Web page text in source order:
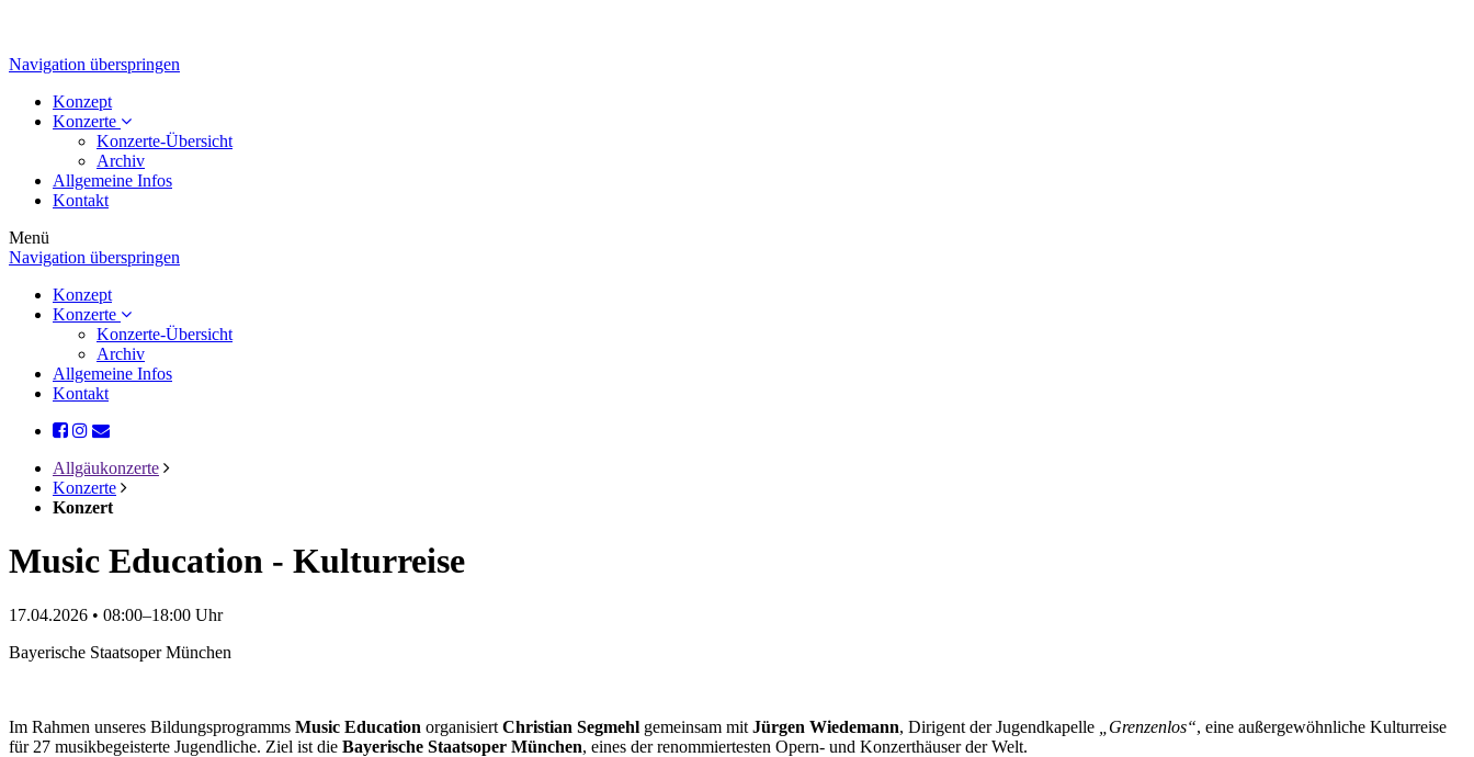
Navigation überspringen
Konzept
Konzerte
Konzerte-Übersicht
Archiv
Allgemeine Infos
Kontakt
Menü
Navigation überspringen
Konzept
Konzerte
Konzerte-Übersicht
Archiv
Allgemeine Infos
Kontakt
Allgäukonzerte
Konzerte
Konzert
Music Education - Kulturreise
17.04.2026 • 08:00–18:00 Uhr
Bayerische Staatsoper München
Im Rahmen unseres Bildungsprogramms Music Education organisiert Christian Segmehl gemeinsam mit Jürgen Wiedemann, Dirigent der Jugendkapelle „Grenzenlos“, eine außergewöhnliche Kulturreise
für 27 musikbegeisterte Jugendliche. Ziel ist die Bayerische Staatsoper München, eines der renommiertesten Opern- und Konzerthäuser der Welt.